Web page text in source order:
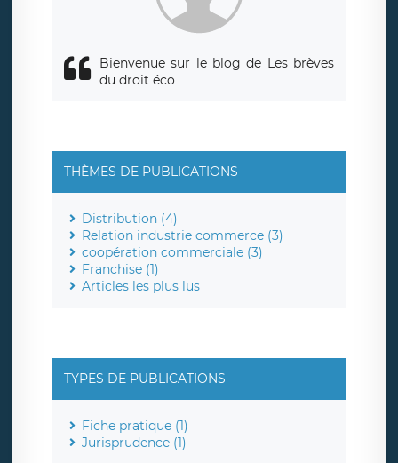
Bienvenue sur le blog de Les brèves
du droit éco
THÈMES DE PUBLICATIONS
Distribution (4)
Relation industrie commerce (3)
coopération commerciale (3)
Franchise (1)
Articles les plus lus
TYPES DE PUBLICATIONS
Fiche pratique (1)
Jurisprudence (1)